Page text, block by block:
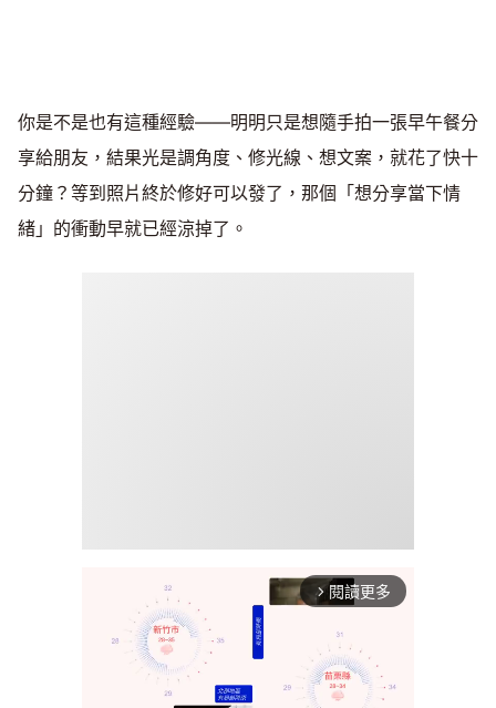
你是不是也有這種經驗——明明只是想隨手拍一張早午餐分
享給朋友，結果光是調角度、修光線、想文案，就花了快十
分鐘？等到照片終於修好可以發了，那個「想分享當下情
緒」的衝動早就已經涼掉了。
arrow_forward_ios 閱讀更多